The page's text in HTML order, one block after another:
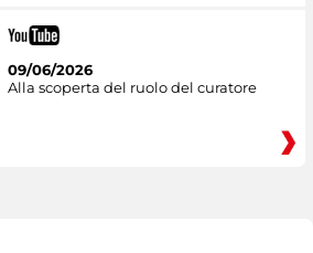
09/06/2026
Alla scoperta del ruolo del curatore